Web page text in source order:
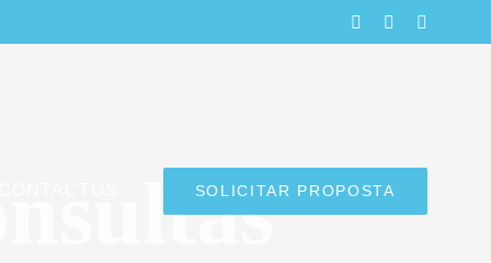
LinkedInFacebook
SOLICITAR PROPOSTA